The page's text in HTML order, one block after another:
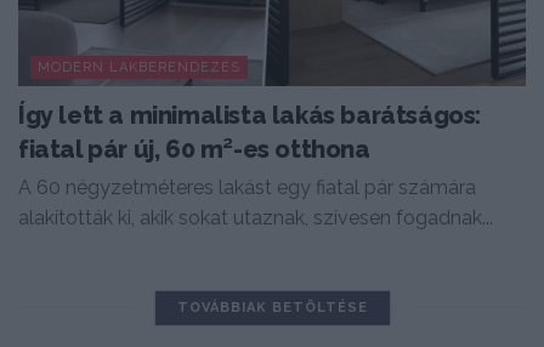
MODERN LAKBERENDEZÉS
Így lett a minimalista lakás barátságos:
fiatal pár új, 60 m²-es otthona
A 60 négyzetméteres lakást egy fiatal pár számára
alakították ki, akik sokat utaznak, szívesen fogadnak...
TOVÁBBIAK BETÖLTÉSE